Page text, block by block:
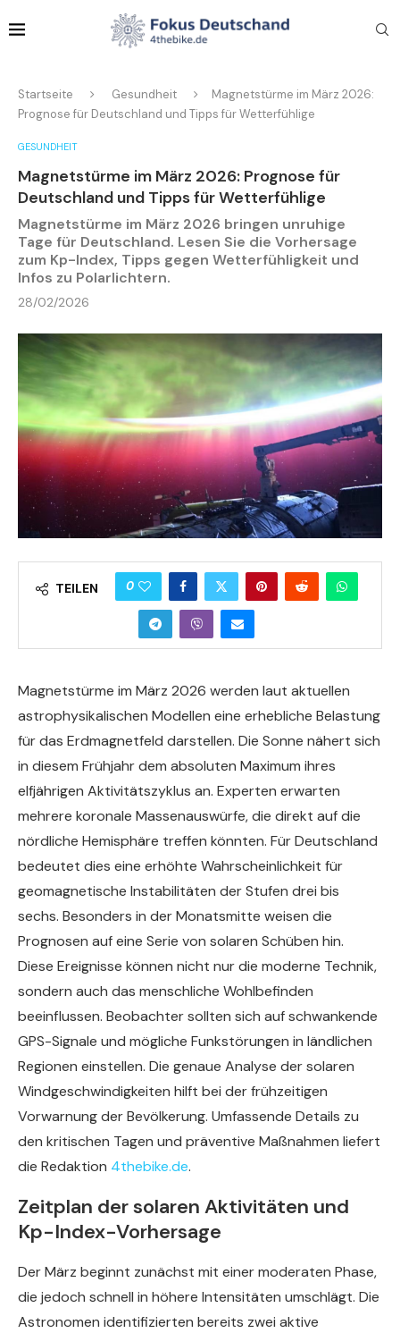
Startseite Gesundheit
Magnetstürme im März 2026:
Prognose für Deutschland und Tipps für Wetterfühlige
GESUNDHEIT
Magnetstürme im März 2026: Prognose für
Deutschland und Tipps für Wetterfühlige
Magnetstürme im März 2026 bringen unruhige
Tage für Deutschland. Lesen Sie die Vorhersage
zum Kp-Index, Tipps gegen Wetterfühligkeit und
Infos zu Polarlichtern.
28/02/2026
TEILEN 0
Magnetstürme im März 2026 werden laut aktuellen
astrophysikalischen Modellen eine erhebliche Belastung
für das Erdmagnetfeld darstellen. Die Sonne nähert sich
in diesem Frühjahr dem absoluten Maximum ihres
elfjährigen Aktivitätszyklus an. Experten erwarten
mehrere koronale Massenauswürfe, die direkt auf die
nördliche Hemisphäre treffen könnten. Für Deutschland
bedeutet dies eine erhöhte Wahrscheinlichkeit für
geomagnetische Instabilitäten der Stufen drei bis
sechs. Besonders in der Monatsmitte weisen die
Prognosen auf eine Serie von solaren Schüben hin.
Diese Ereignisse können nicht nur die moderne Technik,
sondern auch das menschliche Wohlbefinden
beeinflussen. Beobachter sollten sich auf schwankende
GPS-Signale und mögliche Funkstörungen in ländlichen
Regionen einstellen. Die genaue Analyse der solaren
Windgeschwindigkeiten hilft bei der frühzeitigen
Vorwarnung der Bevölkerung. Umfassende Details zu
den kritischen Tagen und präventive Maßnahmen liefert
die Redaktion 4thebike.de.
Zeitplan der solaren Aktivitäten und
Kp-Index-Vorhersage
Der März beginnt zunächst mit einer moderaten Phase,
die jedoch schnell in höhere Intensitäten umschlägt. Die
Astronomen identifizierten bereits zwei aktive